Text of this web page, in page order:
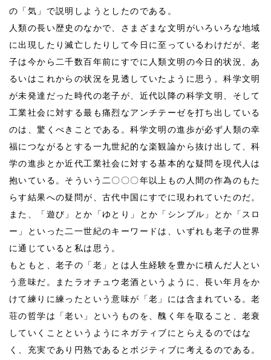
の「気」で説明しようとしたのである。
人類の長い歴史のなかで、さまざまな文明がいろいろな地域
に出現したり滅亡したりして今日に至っているわけだが、老
子は今から二千数百年前にすでに人類文明の今日的状況、あ
るいはこれからの状況を見透していたように思う。科学文明
が未発達だった時代の老子が、近代以降の科学文明、そして
工業社会に対する最も痛烈なアンチテーゼを打ち出している
のは、驚くべきことである。科学文明の進歩が必ず人類の幸
福につながるとする一九世紀的な楽観論から抜け出して、科
学の進歩とか近代工業社会に対する基本的な疑問を現代人は
抱いている。そういう二〇〇〇年以上もの人間の作為のもた
らす結果への疑問が、古代中国にすでに現われていたのだ。
また、「遊び」とか「ゆとり」とか「シンプル」とか「スロ
ー」といった二一世紀のキーワードは、いずれも老子の世界
に通じていると私は思う。
もともと、老子の「老」とは人生経験を豊かに積んだ人とい
う意味だ。またラオチュウ老酒というように、長い年月をか
けて練りに練ったという意味が「老」には含まれている。老
荘の哲学は「老い」というものを、醜く年を取ること、老衰
していくことというようにネガティブにとらえるのではな
く、充実であり円熟であるとポジティブに考えるのである。